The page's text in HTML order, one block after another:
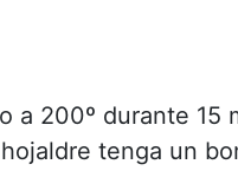
a 200º durante 15
tenga un